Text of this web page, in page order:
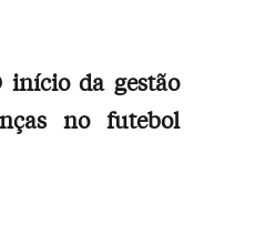
início da gestão
no futebol